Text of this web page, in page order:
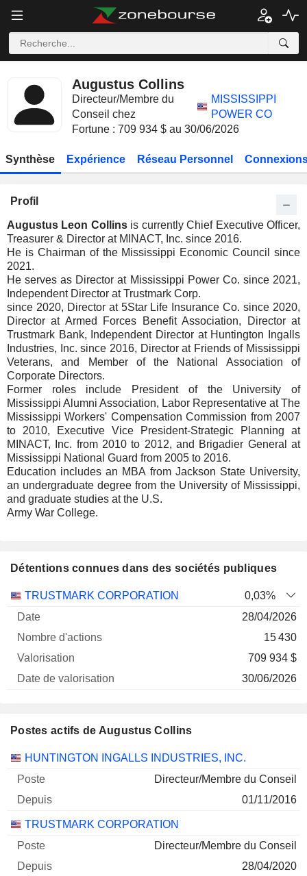
Augustus Collins
Directeur/Membre du
Conseil chez
MISSISSIPPI
POWER CO
Fortune : 709 934 $ au 30/06/2026
Synthèse Expérience Réseau Personnel
Profil
Augustus Leon Collinsis currently Chief Executive Officer,
Treasurer & Director at MINACT, Inc. since 2016.
He is Chairman of the Mississippi Economic Council since
2021.
He serves as Director at Mississippi Power Co. since 2021,
Independent Director at Trustmark Corp.
since 2020, Director at 5Star Life Insurance Co. since 2020,
Director at Armed Forces Benefit Association, Director at
Trustmark Bank, Independent Director at Huntington Ingalls
Industries, Inc. since 2016, Director at Friends of Mississippi
Veterans, and Member of the National Association of
Corporate Directors.
Former roles include President of the University of
Mississippi Alumni Association, Labor Representative at The
Mississippi Workers' Compensation Commission from 2007
to 2010, Executive Vice President-Strategic Planning at
MINACT, Inc. from 2010 to 2012, and Brigadier General at
Mississippi National Guard from 2005 to 2016.
Education includes an MBA from Jackson State University,
an undergraduate degree from the University of Mississippi,
and graduate studies at the U.S.
Army War College.
Détentions connues dans des sociétés publiques
Nombre
Date de
TRUSTMARK CORPORATION
0,03%
28/04/2026
15 430
709 934 $
30/06/2026
Postes actifs de Augustus Collins
Sociétés Poste Début
HUNTINGTON INGALLS INDUSTRIES, INC.
Directeur/Membre du Conseil
01/11/2016
TRUSTMARK CORPORATION
Directeur/Membre du Conseil
28/04/2020